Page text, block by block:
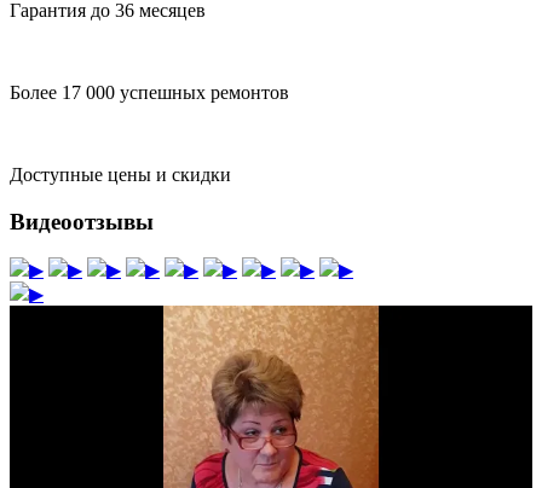
Гарантия до 36 месяцев
Более 17 000 успешных ремонтов
Доступные цены и скидки
Видеоотзывы
▶ ▶ ▶ ▶ ▶ ▶ ▶ ▶
▶
▶